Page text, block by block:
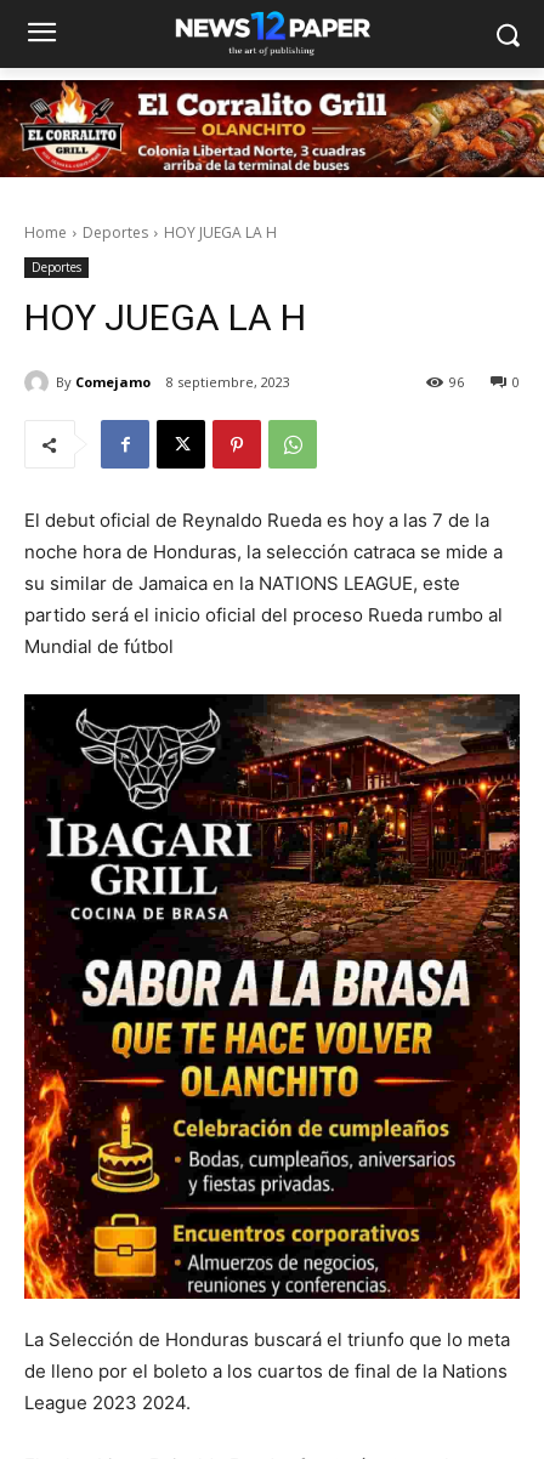
Home Deportes HOY JUEGA LA H
Deportes
HOY JUEGA LA H
By Comejamo 8 septiembre, 2023 0
96
El debut oficial de Reynaldo Rueda es hoy a las 7 de la
noche hora de Honduras, la selección catraca se mide a
su similar de Jamaica en la NATIONS LEAGUE, este
partido será el inicio oficial del proceso Rueda rumbo al
Mundial de fútbol
La Selección de Honduras buscará el triunfo que lo meta
de lleno por el boleto a los cuartos de final de la Nations
League 2023 2024.